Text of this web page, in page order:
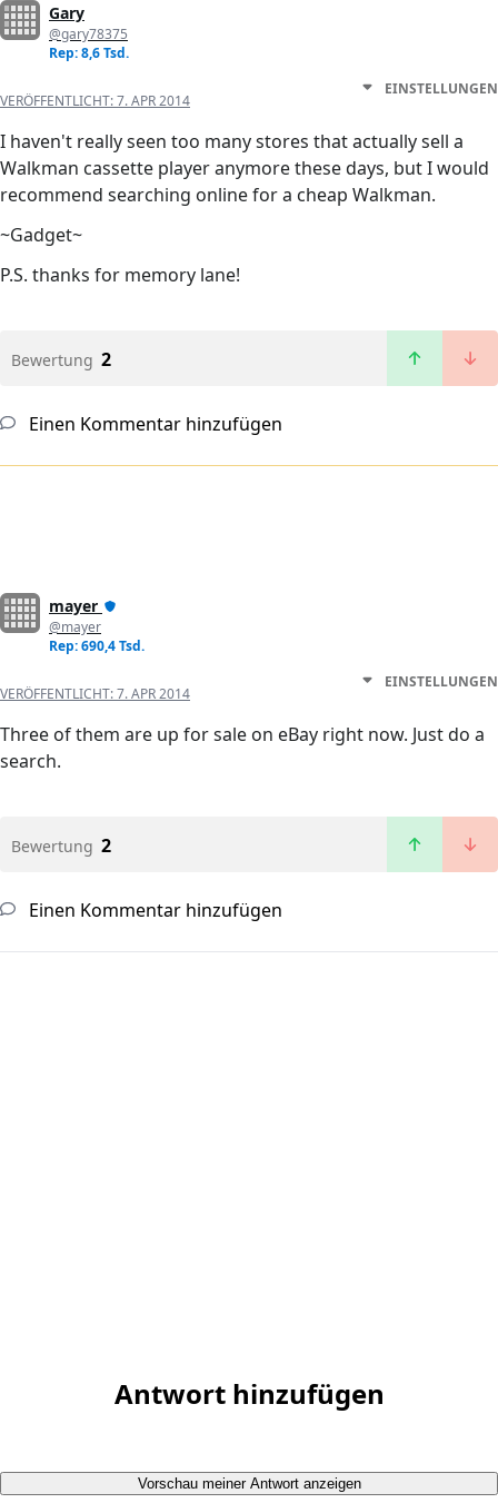
Gary
@gary78375
Rep: 8,6 Tsd.
VERÖFFENTLICHT:7. APR 2014
EINSTELLUNGEN
I haven't really seen too many stores that actually sell a
Walkman cassette player anymore these days, but I would
recommend searching online for a cheap Walkman.
~Gadget~
P.S. thanks for memory lane!
Bewertung 2
Einen Kommentar hinzufügen
mayer
@mayer
Rep: 690,4 Tsd.
VERÖFFENTLICHT:7. APR 2014
EINSTELLUNGEN
Three of them are up for sale on eBay right now. Just do a
search.
Bewertung 2
Einen Kommentar hinzufügen
Antwort hinzufügen
Vorschau meiner Antwort anzeigen